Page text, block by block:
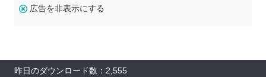
広告を非表示にする
昨日のダウンロード数：2,555